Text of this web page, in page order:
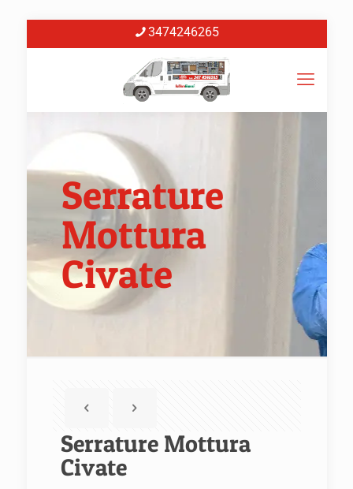
3474246265
Serrature
Mottura
Civate
Serrature Mottura
Civate